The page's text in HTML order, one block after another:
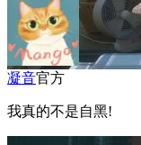
凝音官方
我真的不是自黑!